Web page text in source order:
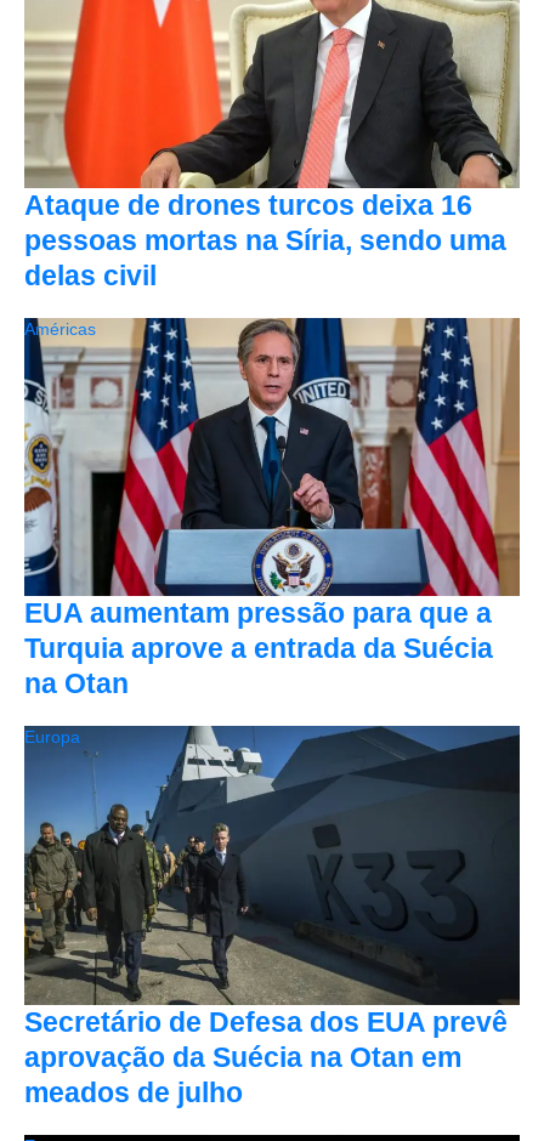
Ataque de drones turcos deixa 16
pessoas mortas na Síria, sendo uma
delas civil
EUA aumentam pressão para que a
Turquia aprove a entrada da Suécia
na Otan
Américas
Secretário de Defesa dos EUA prevê
aprovação da Suécia na Otan em
meados de julho
Europa